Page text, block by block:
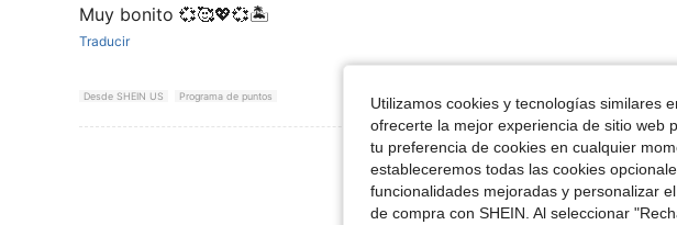
Muy bonito 💞🥰💖💞🏝️
Traducir
Desde SHEIN US Programa de puntos
Ver Más Reseñas
Utilizamos cookies y tecnologías similares
ofrecerte la mejor experiencia de sitio web
tu preferencia de cookies en cualquier
estableceremos todas las cookies
funcionalidades mejoradas y personalizar
de compra con SHEIN. Al seleccionar